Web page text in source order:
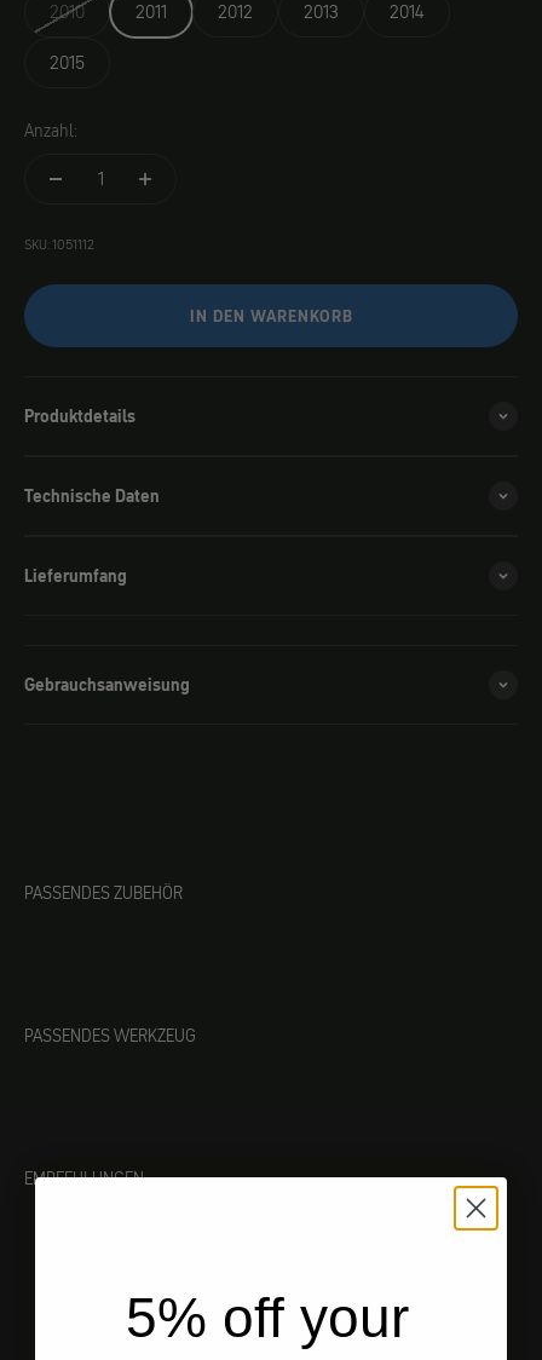
2010
2011 2012 2013 2014
2015
Anzahl:
SKU: 1051112
IN DEN WARENKORB
Produktdetails
Technische Daten
Lieferumfang
Gebrauchsanweisung
PASSENDES ZUBEHÖR
PASSENDES WERKZEUG
EMPFEHLUNGEN
5% off your